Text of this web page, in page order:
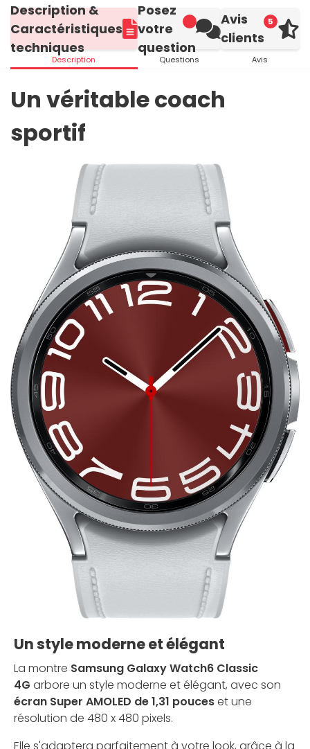
Description &
Caractéristiques
techniques
Description
Posez
votre
question
Questions
5
Avis
clients
Avis
Un véritable coach
sportif
Un style moderne et élégant
La montre Samsung Galaxy Watch6 Classic
4G arbore un style moderne et élégant, avec son
écran Super AMOLED de 1,31 pouceset une
résolution de 480 x 480 pixels.
Elle s'adaptera parfaitement à votre look, grâce à la